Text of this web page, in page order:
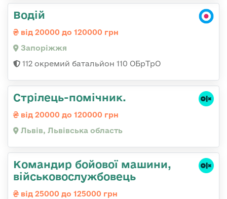
Водій
від 20000 до 120000 грн
Запоріжжя
112 окремий батальйон 110 ОБрТрО
Стрілець-помічник.
від 20000 до 120000 грн
Львів, Львівська область
Командиp бойової машини,
військовослужбовець
від 25000 до 125000 грн